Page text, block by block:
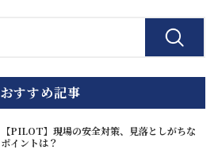
おすすめ記事
【PILOT】現場の安全対策、見落としがちな
ポイントは？